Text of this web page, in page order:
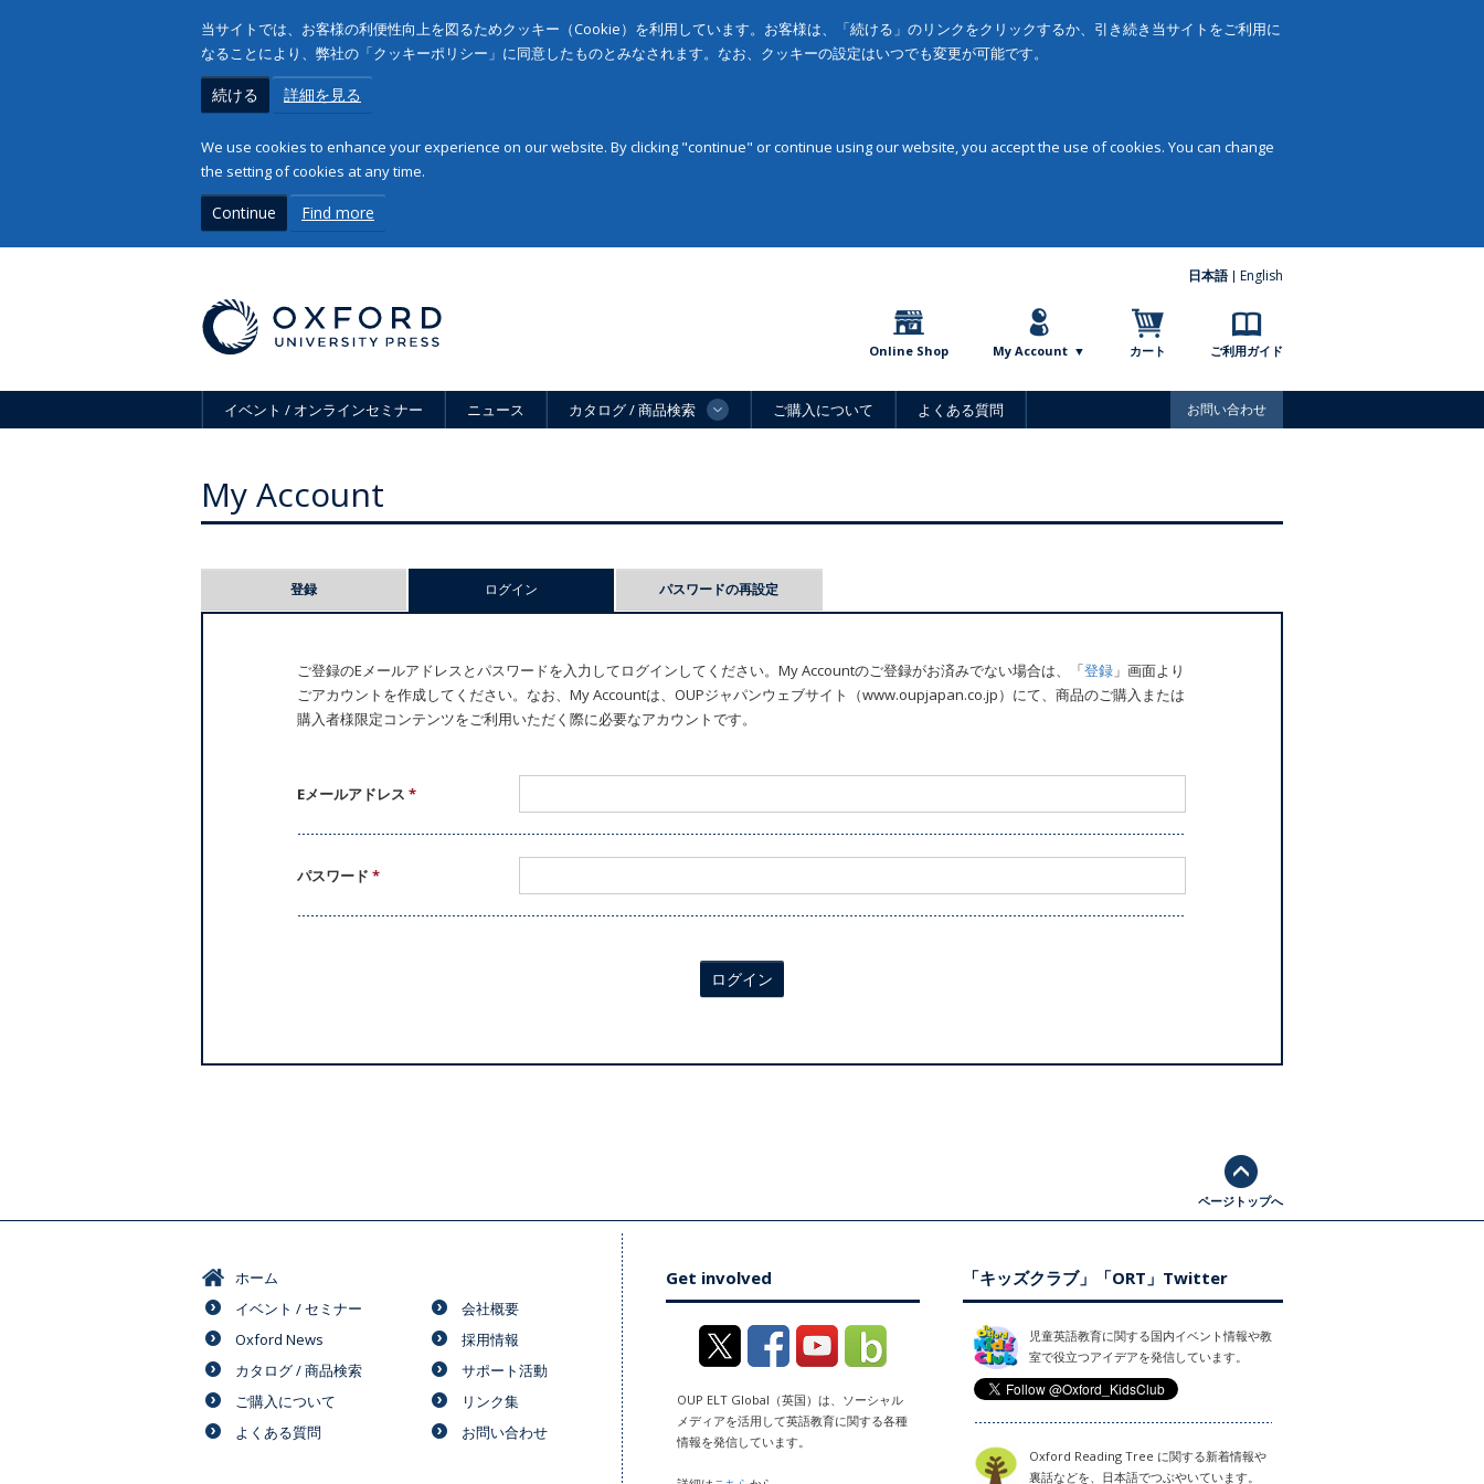
当サイトでは、お客様の利便性向上を図るためクッキー（Cookie）を利用しています。お客様は、「続ける」のリンクをクリックするか、引き続き当サイトをご利用に
なることにより、弊社の「クッキーポリシー」に同意したものとみなされます。なお、クッキーの設定はいつでも変更が可能です。
続ける 詳細を見る
We use cookies to enhance your experience on our website. By clicking "continue" or continue using our website, you accept the use of cookies. You can change
the setting of cookies at any time.
Continue Find more
日本語 English
Online Shop My Account カート ご利用ガイド
イベント / オンラインセミナー ニュース カタログ / 商品検索 ご購入について よくある質問 お問い合わせ
My Account
登録 ログイン パスワードの再設定
ご登録のEメールアドレスとパスワードを入力してログインしてください。My Accountのご登録がお済みでない場合は、「登録 」画面より
ごアカウントを作成してください。なお、My Accountは、OUPジャパンウェブサイト（www.oupjapan.co.jp）にて、商品のご購入または
購入者様限定コンテンツをご利用いただく際に必要なアカウントです。
Eメールアドレス*
パスワード*
ログイン
ページトップへ
ホーム
イベント / セミナー
Oxford News
カタログ / 商品検索
ご購入について
よくある質問
会社概要
採用情報
サポート活動
リンク集
お問い合わせ
Get involved
OUP ELT Global（英国）は、ソーシャル
メディアを活用して英語教育に関する各種
情報を発信しています。
「キッズクラブ」「ORT」Twitter
児童英語教育に関する国内イベント情報や教
室で役立つアイデアを発信しています。
Oxford Reading Tree に関する新着情報や
裏話などを、日本語でつぶやいています。